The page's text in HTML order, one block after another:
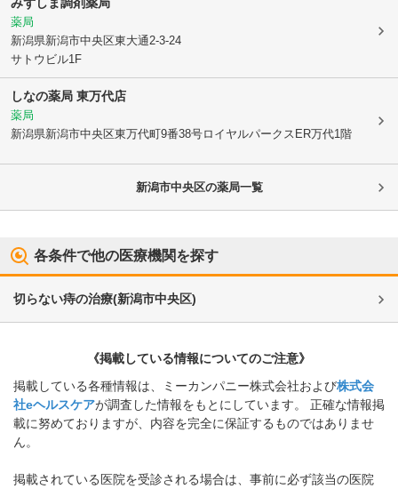
薬局
新潟県新潟市中央区東大通2-3-24
サトウビル1F
しなの薬局 東万代店
薬局
新潟県新潟市中央区東万代町9番38号ロイヤルパークスER万代1階
新潟市中央区の薬局一覧
各条件で他の医療機関を探す
切らない痔の治療(新潟市中央区)
《掲載している情報についてのご注意》
掲載している各種情報は、ミーカンパニー株式会社および株式会
社eヘルスケアが調査した情報をもとにしています。 正確な情報掲
載に努めておりますが、内容を完全に保証するものではありませ
ん。
掲載されている医院を受診される場合は、事前に必ず該当の医院